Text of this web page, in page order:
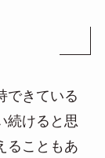
できている
続けると思
ることもあ